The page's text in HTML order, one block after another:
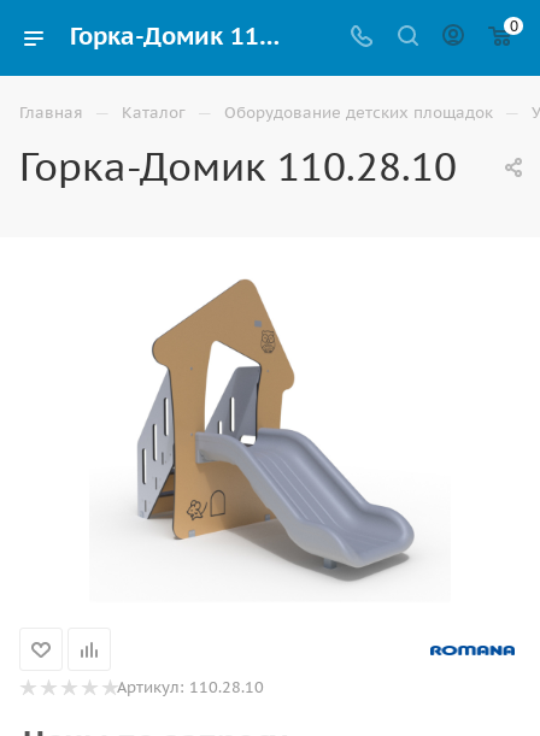
Горка-Домик 110.28.10 для детской площадки купить в Астрахани 0
Главная — Каталог — Оборудование детских площадок —
Горка-Домик 110.28.10
Артикул: 110.28.10